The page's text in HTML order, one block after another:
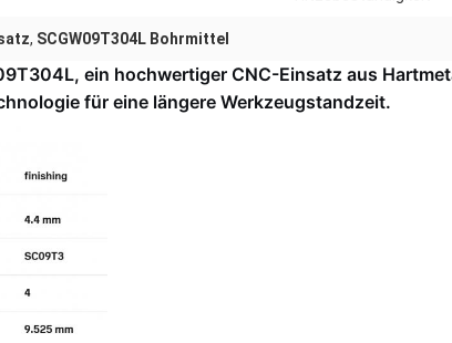
, SCGW09T304L Bohrmittel
ein hochwertiger CNC-Einsatz aus
für eine längere Werkzeugstandzeit.